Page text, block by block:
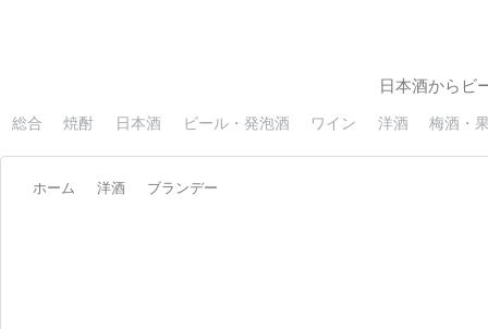
日本酒からビ
総合 焼酎 日本酒 ビール・発泡酒 ワイン 洋酒 梅酒・
ホーム 洋酒 ブランデー